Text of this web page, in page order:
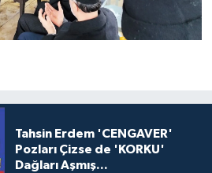
Tahsin Erdem 'CENGAVER'
Pozları Çizse de 'KORKU'
Dağları Aşmış...